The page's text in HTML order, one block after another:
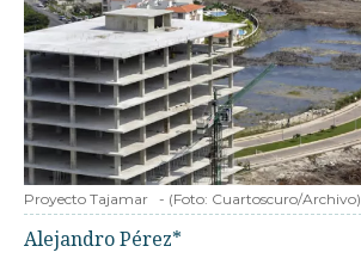
Proyecto Tajamar - (Foto: Cuartoscuro/Archivo)
Alejandro Pérez*